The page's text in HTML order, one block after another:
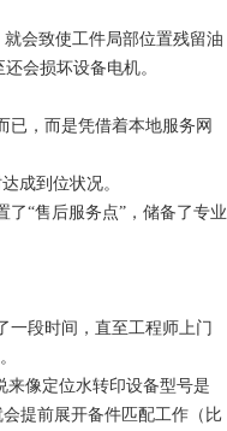
会致使工件局部位置残留油
会损坏设备电机。
，而是凭借着本地服务网
成到位状况。
“售后服务点”，储备了专业
段时间，直至工程师上门
像定位水转印设备型号是
提前展开备件匹配工作（比